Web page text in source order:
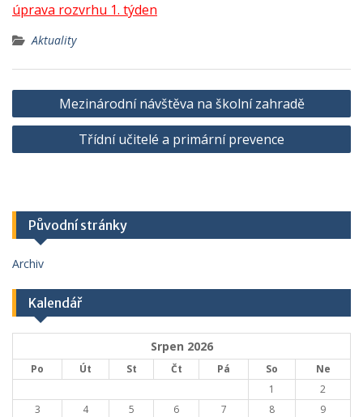
úprava rozvrhu 1. týden
Aktuality
Navigace
pro
příspěvek
Mezinárodní návštěva na školní zahradě
Třídní učitelé a primární prevence
Původní stránky
Archiv
Kalendář
Srpen 2026
Po Út St Čt Pá So
Ne
1
2
3
4 5 6 7 8
9